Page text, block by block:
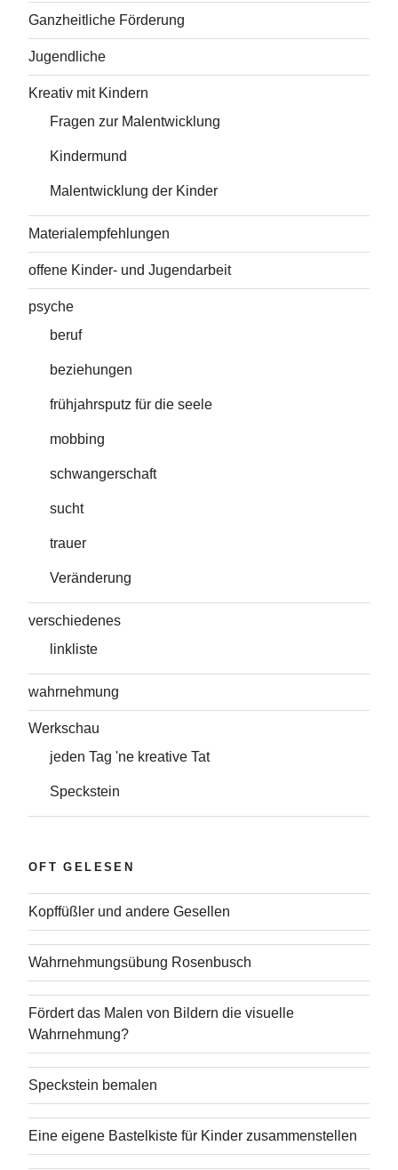
Ganzheitliche Förderung
Jugendliche
Kreativ mit Kindern
Fragen zur Malentwicklung
Kindermund
Malentwicklung der Kinder
Materialempfehlungen
offene Kinder- und Jugendarbeit
psyche
beruf
beziehungen
frühjahrsputz für die seele
mobbing
schwangerschaft
sucht
trauer
Veränderung
verschiedenes
linkliste
wahrnehmung
Werkschau
jeden Tag 'ne kreative Tat
Speckstein
OFT GELESEN
Kopffüßler und andere Gesellen
Wahrnehmungsübung Rosenbusch
Fördert das Malen von Bildern die visuelle
Wahrnehmung?
Speckstein bemalen
Eine eigene Bastelkiste für Kinder zusammenstellen